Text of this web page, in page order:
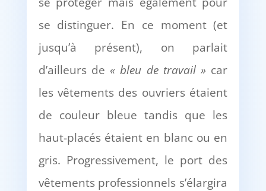
se distinguer. En ce moment (et
jusqu’à présent), on parlait
d’ailleurs de « bleu de travail » car
les vêtements des ouvriers étaient
de couleur bleue tandis que les
haut-placés étaient en blanc ou en
gris. Progressivement, le port des
vêtements professionnels s’élargira